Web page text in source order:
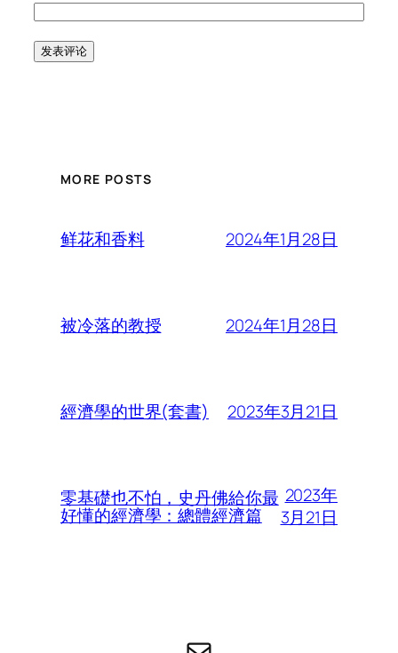
MORE POSTS
鲜花和香料 2024年1月28日
被冷落的教授 2024年1月28日
經濟學的世界(套書) 2023年3月21日
零基礎也不怕，史丹佛給你最
好懂的經濟學：總體經濟篇
2023年
3月21日